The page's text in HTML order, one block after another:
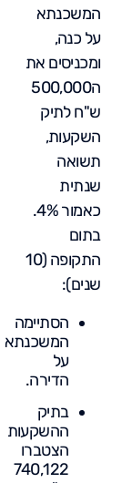
המשכנתא
על כנה,
ומכניסים את
ה500,000
ש"ח לתיק
השקעות,
תשואה
שנתית
כאמור 4%.
בתום
התקופה (10
שנים):
הסתיימה
המשכנתא
על
הדירה.
בתיק
ההשקעות
הצטברו
740,122